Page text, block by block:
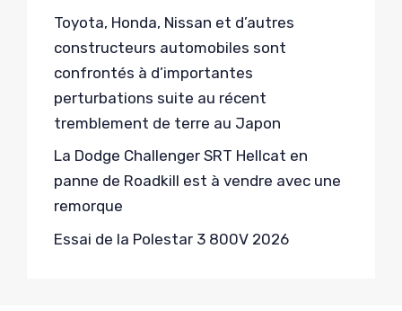
Toyota, Honda, Nissan et d’autres
constructeurs automobiles sont
confrontés à d’importantes
perturbations suite au récent
tremblement de terre au Japon
La Dodge Challenger SRT Hellcat en
panne de Roadkill est à vendre avec une
remorque
Essai de la Polestar 3 800V 2026